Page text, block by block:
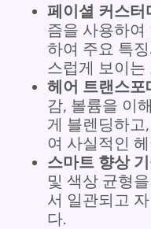
페이셜 커스터
즘을 사용하여
하여 주요 특
스럽게 보이는
헤어 트랜스포
감, 볼륨을 이
게 블렌딩하
여 사실적인
스마트 향상
및 색상 균형
서 일관되고
다.